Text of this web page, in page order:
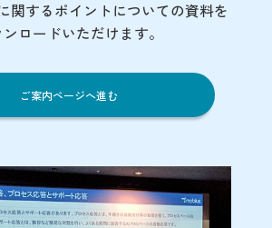
関するポイントについての資料を
ロードいただけます。
ご案内ページへ進む